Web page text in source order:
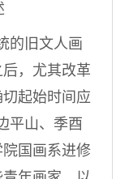
的旧文人画
，尤其改革
起始时间应
平山、季酉
国画系进修